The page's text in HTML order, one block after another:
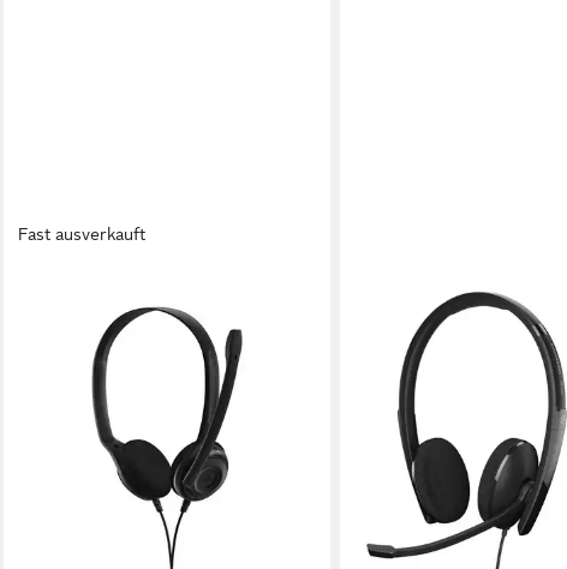
Fast ausverkauft
EPOS Headset PC 3 Chat PC-
in 6-7 Werktagen bei dir